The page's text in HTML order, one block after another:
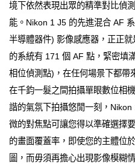
境下依然表現出眾的精準對比偵
能。Nikon 1 J5 的先進混合 AF
半導體器件) 影像感應器，正正
的系統有 171 個 AF 點，緊密填
相位偵測點)，在任何場景下都帶
在千鈞一髮之間拍攝單眼數位相
諧的氣氛下拍攝悠閒一刻，
微的對焦點可讓您得以準確選擇
的畫面覆蓋率，即使您的主體位
圖，而毋須再擔心出現影像模糊